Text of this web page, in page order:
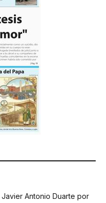
Antonio Duarte por